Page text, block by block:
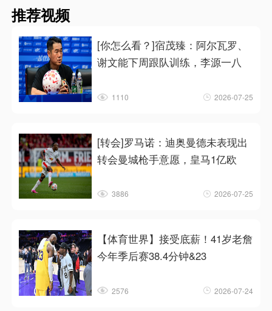
推荐视频
[你怎么看？]宿茂臻：阿尔瓦罗、
谢文能下周跟队训练，李源一八
1110 2026-07-25
[转会]罗马诺：迪奥曼德未表现出
转会曼城枪手意愿，皇马1亿欧
3886 2026-07-25
【体育世界】接受底薪！41岁老詹
今年季后赛38.4分钟&23
2576 2026-07-24